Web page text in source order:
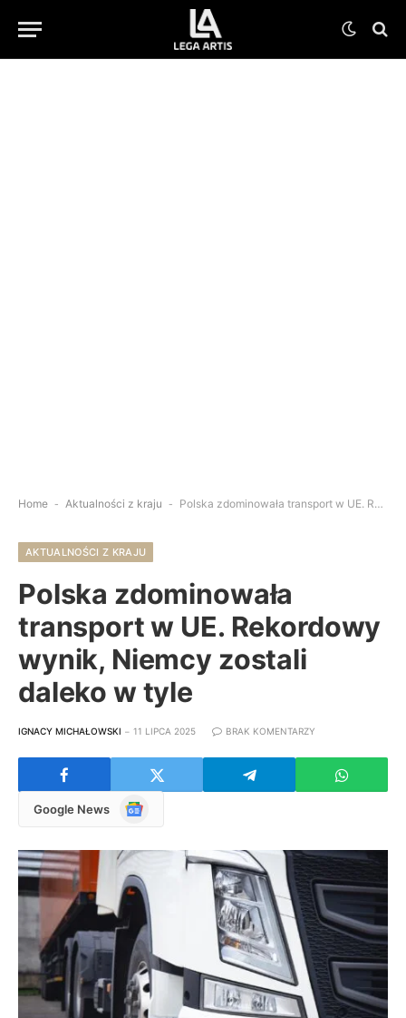
Home - Aktualności z kraju - Polska zdominowała transport w UE. Rekordowy wynik, Niemcy zostali daleko w tyle
AKTUALNOŚCI Z KRAJU
Polska zdominowała
transport w UE. Rekordowy
wynik, Niemcy zostali
daleko w tyle
IGNACY MICHAŁOWSKI 11 LIPCA 2025 BRAK KOMENTARZY
Google News
Google